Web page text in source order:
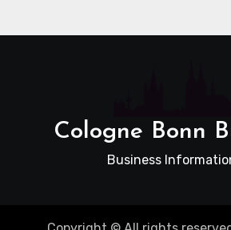
Cologne Bonn
Business